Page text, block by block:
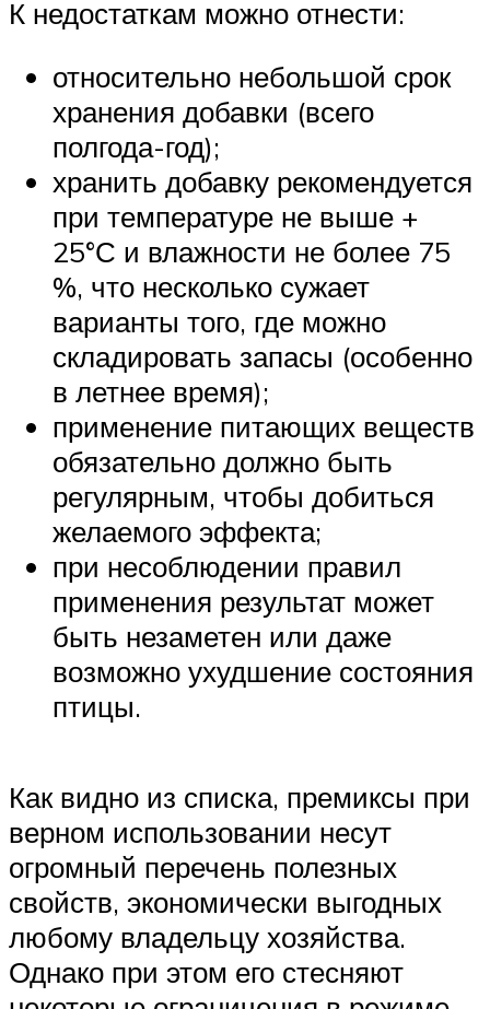
К недостаткам можно отнести:
относительно небольшой срок
хранения добавки (всего
полгода-год);
хранить добавку рекомендуется
при температуре не выше +
25°С и влажности не более 75
%, что несколько сужает
варианты того, где можно
складировать запасы (особенно
в летнее время);
применение питающих веществ
обязательно должно быть
регулярным, чтобы добиться
желаемого эффекта;
при несоблюдении правил
применения результат может
быть незаметен или даже
возможно ухудшение состояния
птицы.
Как видно из списка, премиксы при
верном использовании несут
огромный перечень полезных
свойств, экономически выгодных
любому владельцу хозяйства.
Однако при этом его стесняют